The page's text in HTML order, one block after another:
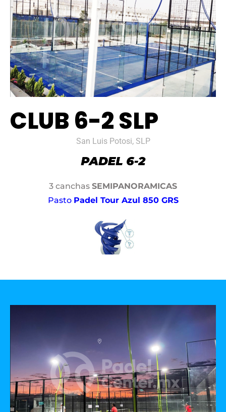
CLUB 6-2 SLP
San Luis Potosi, SLP
3 canchas SEMIPANORAMICAS
Pasto Padel Tour Azul 850 GRS